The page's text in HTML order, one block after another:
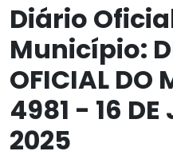
Diário
Município:
OFICIAL DO
4981 - 16 DE
2025